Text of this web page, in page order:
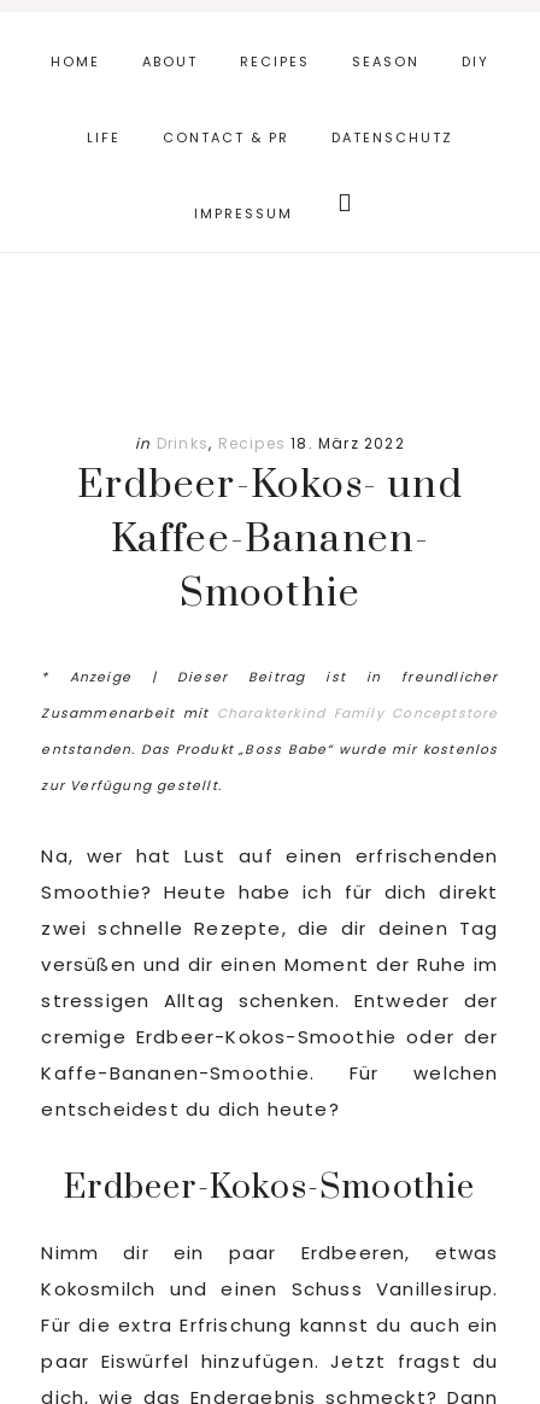
Fußzeile
HOME ABOUT RECIPES SEASON DIY
LIFE CONTACT & PR DATENSCHUTZ
IMPRESSUM durchsuchen
in Drinks, Recipes 18. März 2022
Erdbeer-Kokos- und
Kaffee-Bananen-
Smoothie
* Anzeige | Dieser Beitrag ist in freundlicher
Zusammenarbeit mit Charakterkind Family Conceptstore
entstanden. Das Produkt „Boss Babe“ wurde mir kostenlos
zur Verfügung gestellt.
Na, wer hat Lust auf einen erfrischenden
Smoothie? Heute habe ich für dich direkt
zwei schnelle Rezepte, die dir deinen Tag
versüßen und dir einen Moment der Ruhe im
stressigen Alltag schenken. Entweder der
cremige Erdbeer-Kokos-Smoothie oder der
Kaffe-Bananen-Smoothie. Für welchen
entscheidest du dich heute?
Erdbeer-Kokos-Smoothie
Nimm dir ein paar Erdbeeren, etwas
Kokosmilch und einen Schuss Vanillesirup.
Für die extra Erfrischung kannst du auch ein
paar Eiswürfel hinzufügen. Jetzt fragst du
dich, wie das Endergebnis schmeckt? Dann